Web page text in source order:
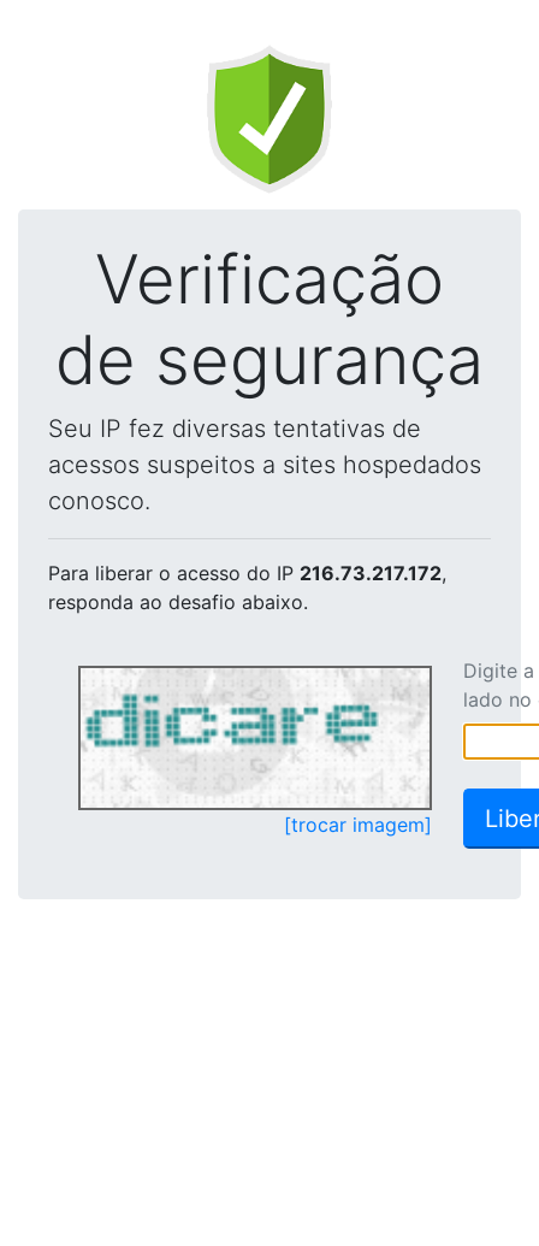
Verificação
de segurança
Seu IP fez diversas tentativas de
acessos suspeitos a sites hospedados
conosco.
Para liberar o acesso do IP 216.73.217.172,
responda ao desafio abaixo.
[trocar imagem]
Digite
lado no